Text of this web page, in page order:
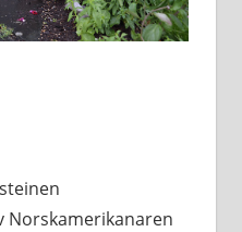
Norskamerikanaren